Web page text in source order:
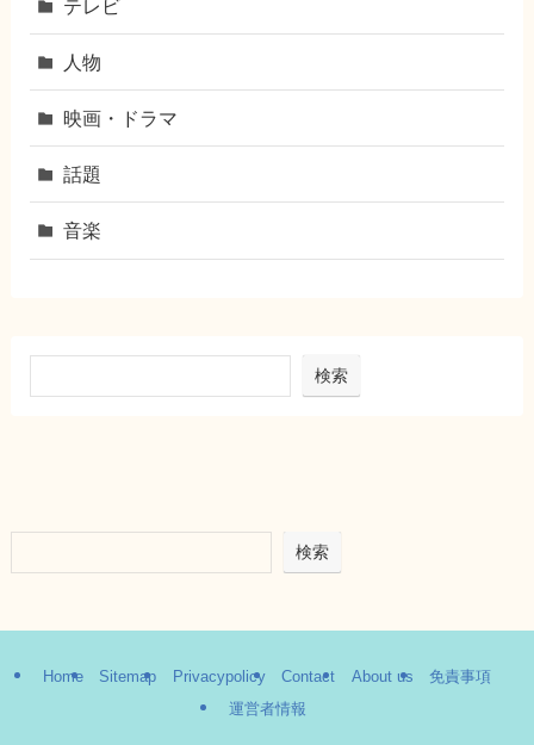
テレビ
人物
映画・ドラマ
話題
音楽
検索
検索
Home Sitemap Privacypolicy Contact About us
免責事項
運営者情報